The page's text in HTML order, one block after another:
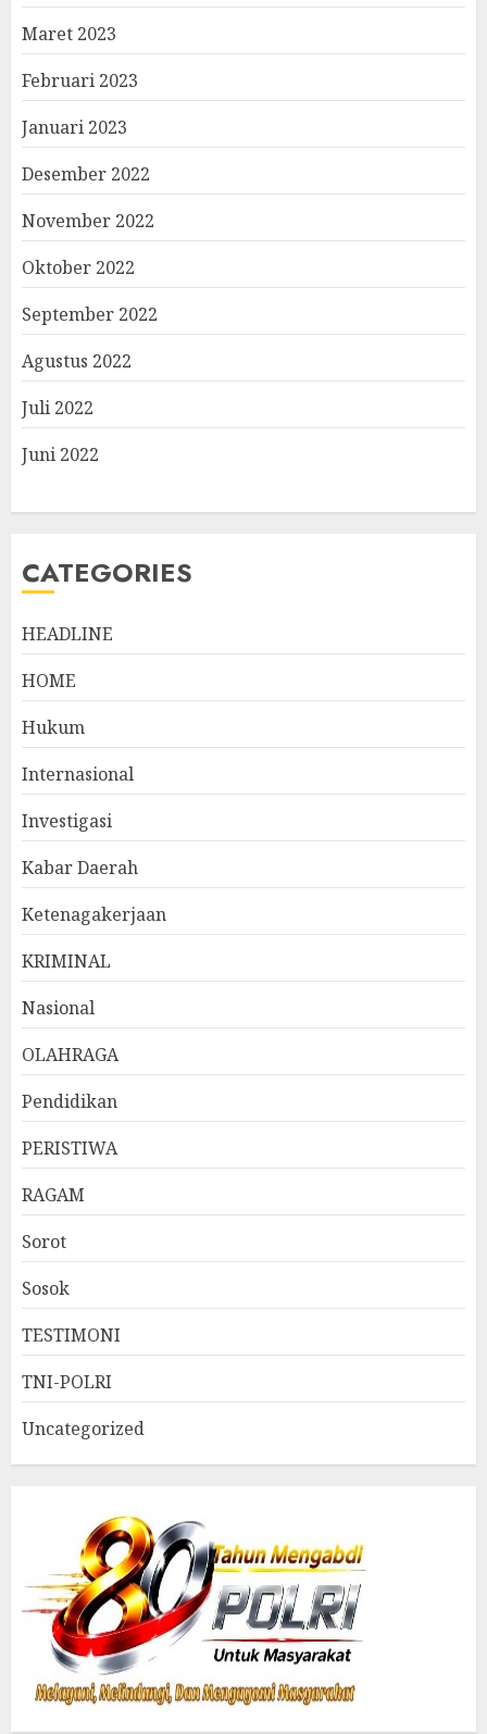
Maret 2023
Februari 2023
Januari 2023
Desember 2022
November 2022
Oktober 2022
September 2022
Agustus 2022
Juli 2022
Juni 2022
CATEGORIES
HEADLINE
HOME
Hukum
Internasional
Investigasi
Kabar Daerah
Ketenagakerjaan
KRIMINAL
Nasional
OLAHRAGA
Pendidikan
PERISTIWA
RAGAM
Sorot
Sosok
TESTIMONI
TNI-POLRI
Uncategorized